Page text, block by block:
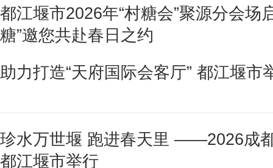
都江堰市2026年“村糖会”聚源分会场
糖”邀您共赴春日之约
助力打造“天府国际会客厅” 都江堰市
珍水万世堰 跑进春天里 ——2026成
都江堰市举行